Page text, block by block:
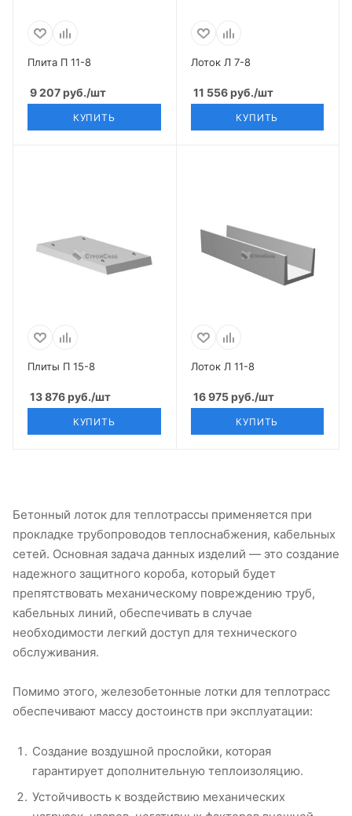
Плита П 11-8
9 207руб./шт
КУПИТЬ
Лоток Л 7-8
11 556руб./шт
КУПИТЬ
Плиты П 15-8
13 876руб./шт
КУПИТЬ
Лоток Л 11-8
16 975руб./шт
КУПИТЬ
Бетонный лоток для теплотрассы применяется при
прокладке трубопроводов теплоснабжения, кабельных
сетей. Основная задача данных изделий — это создание
надежного защитного короба, который будет
препятствовать механическому повреждению труб,
кабельных линий, обеспечивать в случае
необходимости легкий доступ для технического
обслуживания.
Помимо этого, железобетонные лотки для теплотрасс
обеспечивают массу достоинств при эксплуатации:
Создание воздушной прослойки, которая
гарантирует дополнительную теплоизоляцию.
Устойчивость к воздействию механических